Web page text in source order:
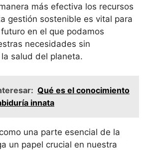
más efectiva los recursos
gestión sostenible es vital para
en el que podamos
necesidades sin
salud del planeta.
Qué es el conocimiento
innata
una parte esencial de la
un papel crucial en nuestra